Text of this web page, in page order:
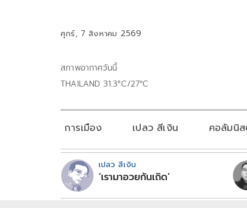
ศุกร์, 7 สิงหาคม 2569
สภาพอากาศวันนี้
THAILAND 31.3°C/27°C
การเมือง เปลว สีเงิน คอลัมนิ
เปลว สีเงิน
‘เรามาอวยกันเถิด’